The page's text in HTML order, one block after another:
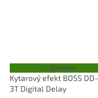
Z
D
A
R
ZDARMA
Kytarový efekt BOSS DD-
3T Digital Delay